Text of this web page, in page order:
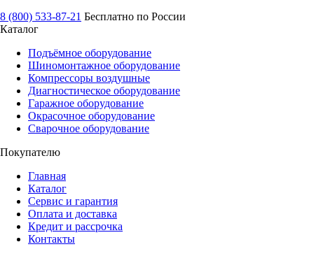
8 (800) 533-87-21 Бесплатно по России
Каталог
Подъёмное оборудование
Шиномонтажное оборудование
Компрессоры воздушные
Диагностическое оборудование
Гаражное оборудование
Окрасочное оборудование
Сварочное оборудование
Покупателю
Главная
Каталог
Сервис и гарантия
Оплата и доставка
Кредит и рассрочка
Контакты